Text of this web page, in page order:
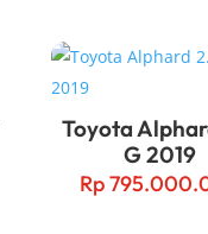
Toyota
G 2019
Rp